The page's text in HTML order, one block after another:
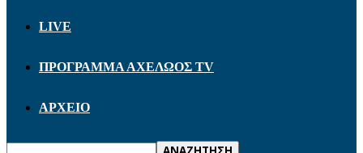
LIVE
ΠΡΟΓΡΑΜΜΑ ΑΧΕΛΩΟΣ TV
ΑΡΧΕΙΟ